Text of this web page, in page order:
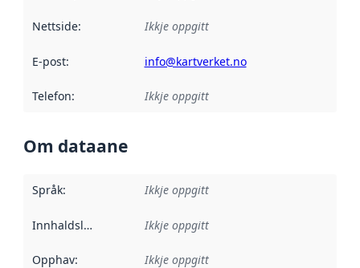
Nettside: Ikkje oppgitt
E-post: info@kartverket.no
Telefon: Ikkje oppgitt
Om dataane
Språk: Ikkje oppgitt
Innhaldsleverandørar :
Ikkje oppgitt
Opphav: Ikkje oppgitt